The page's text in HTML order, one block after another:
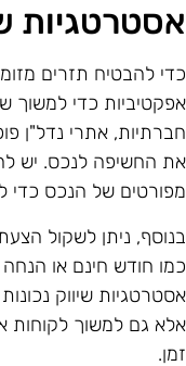
להבטיח תזרים
כדי למשוך
אתרי נדל"ן
החשיפה לנכס. יש
של הנכס כדי
ניתן לשקול
חודש חינם או הנחה
שיווק
גם למשוך לקוחות